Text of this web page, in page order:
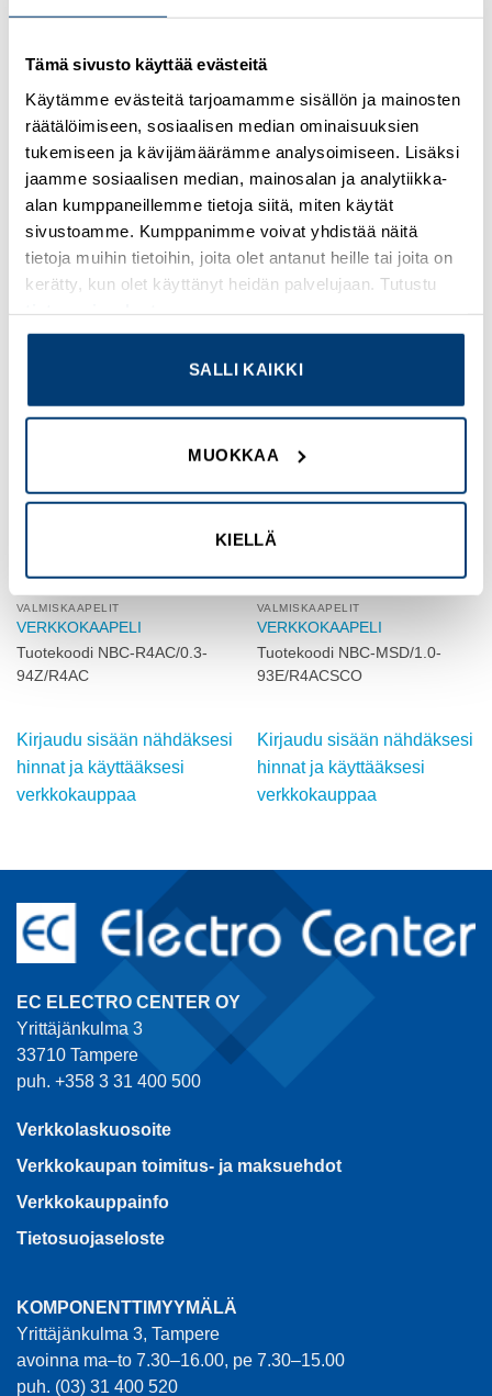
Tämä sivusto käyttää evästeitä
Käytämme evästeitä tarjoamamme sisällön ja mainosten
räätälöimiseen, sosiaalisen median ominaisuuksien
tukemiseen ja kävijämäärämme analysoimiseen. Lisäksi
jaamme sosiaalisen median, mainosalan ja analytiikka-
alan kumppaneillemme tietoja siitä, miten käytät
sivustoamme. Kumppanimme voivat yhdistää näitä
tietoja muihin tietoihin, joita olet antanut heille tai joita on
kerätty, kun olet käyttänyt heidän palvelujaan. Tutustu
SALLI KAIKKI
MUOKKAA
KIELLÄ
verkkokauppaa
Network cable, Ethernet CAT5 (100 Mbps), 4-position,
PUR, water blue RAL 5021, shielded, Plug straight M12
SPEEDCON / IP67, coding: D, on Plug straight RJ45 /
IP20, cable length: 5 m
Osasto:Valmiskaapelit
TUTUSTU MYÖS
VALMISKAAPELIT
VERKKOKAAPELI
Tuotekoodi NBC-R4AC/0.3-
94Z/R4AC
Kirjaudu sisään nähdäksesi
hinnat ja käyttääksesi
verkkokauppaa
VALMISKAAPELIT
VERKKOKAAPELI
Tuotekoodi NBC-MSD/1.0-
93E/R4ACSCO
Kirjaudu sisään nähdäksesi
hinnat ja käyttääksesi
verkkokauppaa
EC ELECTRO CENTER OY
Yrittäjänkulma 3
33710 Tampere
puh. +358 3 31 400 500
Verkkolaskuosoite
Verkkokaupan toimitus- ja maksuehdot
Verkkokauppainfo
Tietosuojaseloste
KOMPONENTTIMYYMÄLÄ
Yrittäjänkulma 3, Tampere
avoinna ma–to 7.30–16.00, pe 7.30–15.00
puh. (03) 31 400 520